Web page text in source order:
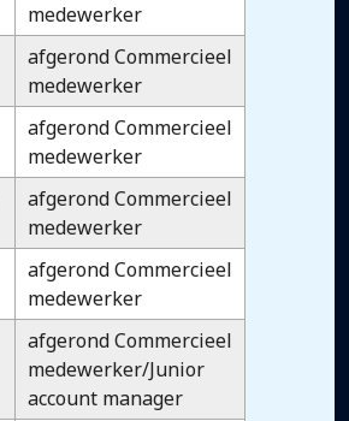
medewerker
afgerond Commercieel
medewerker
afgerond Commercieel
medewerker
afgerond Commercieel
medewerker
afgerond Commercieel
medewerker
afgerond Commercieel
medewerker/Junior
account manager